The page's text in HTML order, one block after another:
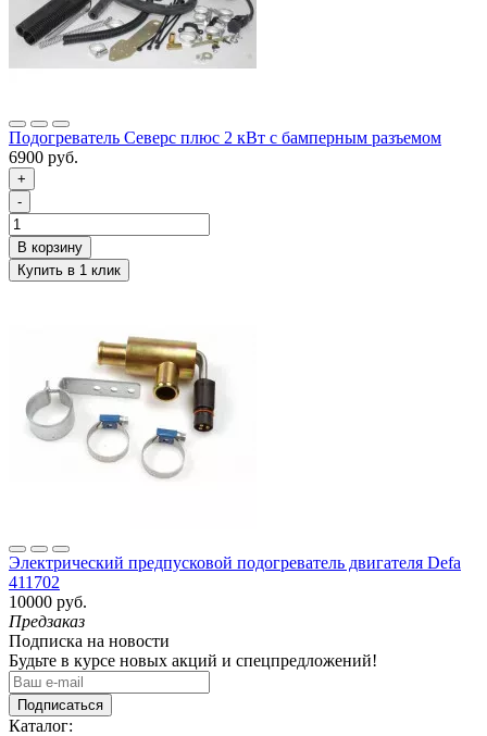
Подогреватель Северс плюс 2 кВт с бамперным разъемом
6900 руб.
+
-
Электрический предпусковой подогреватель двигателя Defa
411702
10000 руб.
Предзаказ
Подписка на новости
Будьте в курсе новых акций и спецпредложений!
Подписаться
Каталог: